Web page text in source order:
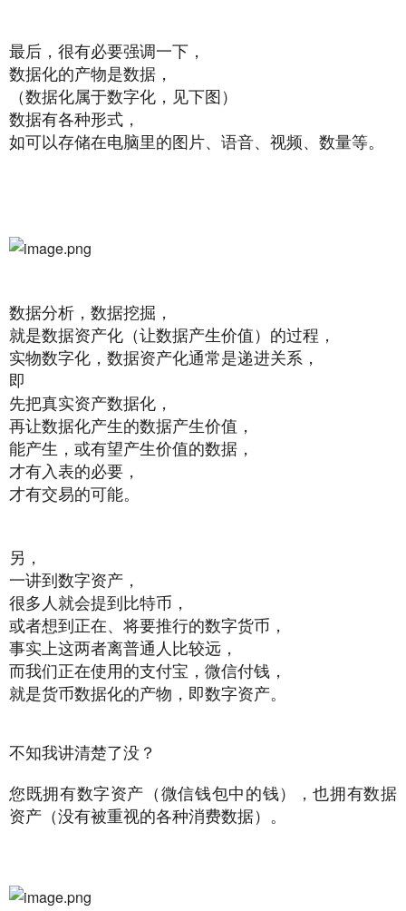
最后，很有必要强调一下，
数据化的产物是数据，
（数据化属于数字化，见下图）
数据有各种形式，
如可以存储在电脑里的图片、语音、视频、数量等。
数据分析，数据挖掘，
就是数据资产化（让数据产生价值）的过程，
实物数字化，数据资产化通常是递进关系，
即
先把真实资产数据化，
再让数据化产生的数据产生价值，
能产生，或有望产生价值的数据，
才有入表的必要，
才有交易的可能。
另，
一讲到数字资产，
很多人就会提到比特币，
或者想到正在、将要推行的数字货币，
事实上这两者离普通人比较远，
而我们正在使用的支付宝，微信付钱，
就是货币数据化的产物，即数字资产。
不知我讲清楚了没？
您既拥有数字资产（微信钱包中的钱），也拥有数据
资产（没有被重视的各种消费数据）。